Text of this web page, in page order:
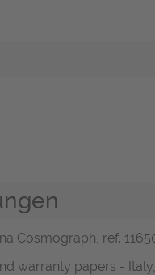
Cosmograph, ref.
warranty papers -